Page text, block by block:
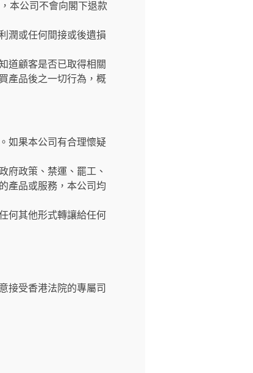
本公司不會向閣下退款
潤或任何間接或後遺損
道顧客是否已取得相關
產品後之一切行為，概
如果本公司有合理懷疑
府政策、禁運、罷工、
產品或服務，本公司均
何其他形式轉讓給任何
接受香港法院的專屬司